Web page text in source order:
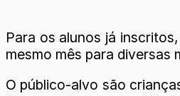
Para os alunos já
mesmo mês para diversas
O público-alvo são